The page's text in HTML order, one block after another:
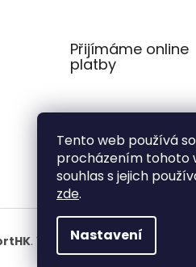
Tento web používá
procházením tohoto
souhlas s jejich
zde.
Nastavení
Přijímáme online
platby
. Všechna práva vyhrazena.